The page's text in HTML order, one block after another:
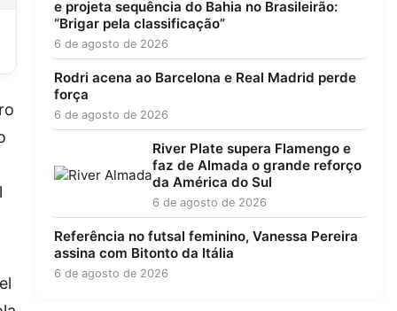
e projeta sequência do Bahia no Brasileirão:
“Brigar pela classificação”
6 de agosto de 2026
Rodri acena ao Barcelona e Real Madrid perde
força
6 de agosto de 2026
River Plate supera Flamengo e
faz de Almada o grande reforço
da América do Sul
6 de agosto de 2026
Referência no futsal feminino, Vanessa Pereira
assina com Bitonto da Itália
6 de agosto de 2026